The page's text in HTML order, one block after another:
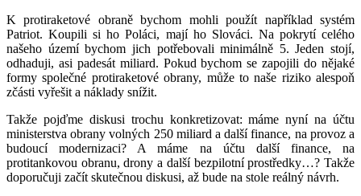
K protiraketové obraně bychom mohli použít například systém
Patriot. Koupili si ho Poláci, mají ho Slováci. Na pokrytí celého
našeho území bychom jich potřebovali minimálně 5. Jeden stojí,
odhaduji, asi padesát miliard. Pokud bychom se zapojili do nějaké
formy společné protiraketové obrany, může to naše riziko alespoň
zčásti vyřešit a náklady snížit.
Takže pojďme diskusi trochu konkretizovat: máme nyní na účtu
ministerstva obrany volných 250 miliard a další finance, na provoz a
budoucí modernizaci? A máme na účtu další finance, na
protitankovou obranu, drony a další bezpilotní prostředky…? Takže
doporučuji začít skutečnou diskusi, až bude na stole reálný návrh.